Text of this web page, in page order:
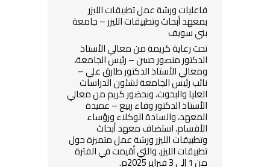
فاعليات ورشة عمل تطبيقات الليزر
بمعهد أبحاث وتطبيقات الليزر – جامعة
بني سويف
تحت رعاية كريمة من معالي الأستاذ
الدكتور منصور حسن – رئيس الجامعة،
ومعالي الأستاذ الدكتور طارق علي –
نائب رئيس الجامعة لشئون الدراسات
العليا والبحوث، وبحضور كريم من معالي
الأستاذ الدكتور وفاء ربيع – عميدة
المعهد، والسادة الوكلاء ورؤساء
الأقسام، استضاف معهد أبحاث
وتطبيقات الليزر ورشة عمل متميزة حول
تطبيقات الليزر، والتي أقيمت في الفترة
من 1 إلى 3 فبراير 2025م.